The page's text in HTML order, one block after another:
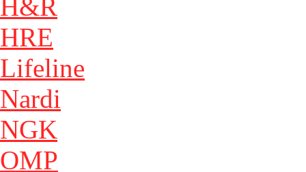
H&R
HRE
Lifeline
Nardi
NGK
OMP